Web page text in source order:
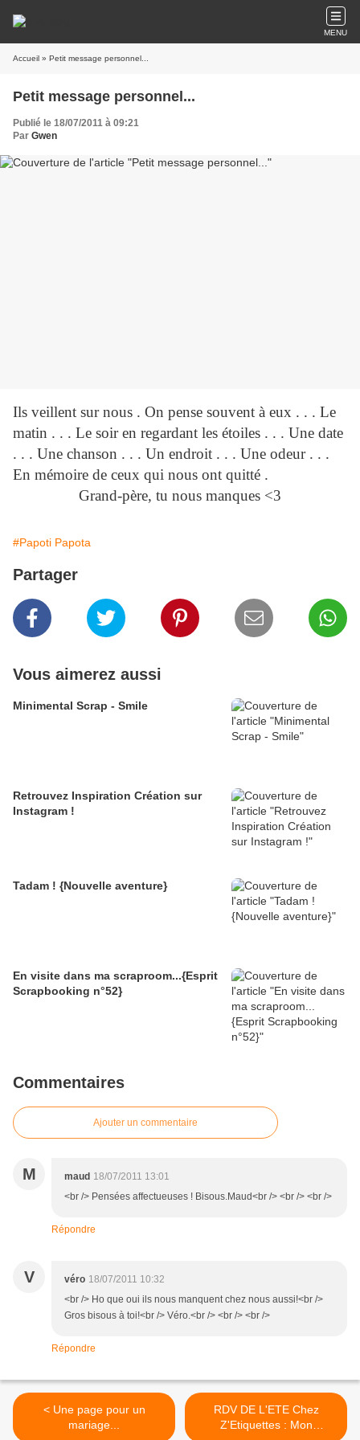
MENU
Accueil » Petit message personnel...
Petit message personnel...
Publié le 18/07/2011 à 09:21
Par Gwen
Ils veillent sur nous . On pense souvent à eux . . . Le
matin . . . Le soir en regardant les étoiles . . . Une date
. . . Une chanson . . . Un endroit . . . Une odeur . . .
En mémoire de ceux qui nous ont quitté .
Grand-père, tu nous manques <3
#Papoti Papota
Partager
Vous aimerez aussi
Minimental Scrap - Smile
Retrouvez Inspiration Création sur
Instagram !
Tadam ! {Nouvelle aventure}
En visite dans ma scraproom...{Esprit
Scrapbooking n°52}
Commentaires
Ajouter un commentaire
M maud 18/07/2011 13:01
<br /> Pensées affectueuses ! Bisous.Maud<br /> <br /> <br />
Répondre
V véro 18/07/2011 10:32
<br /> Ho que oui ils nous manquent chez nous aussi!<br />
Gros bisous à toi!<br /> Véro.<br /> <br /> <br />
Répondre
< Une page pour un
mariage...
RDV DE L'ETE Chez
Z'Etiquettes : Mon